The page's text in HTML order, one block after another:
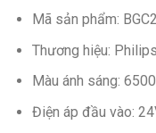
Mã sản phẩm:
Thương hiệu: Philips
Màu ánh sáng:
Điện áp đầu vào: